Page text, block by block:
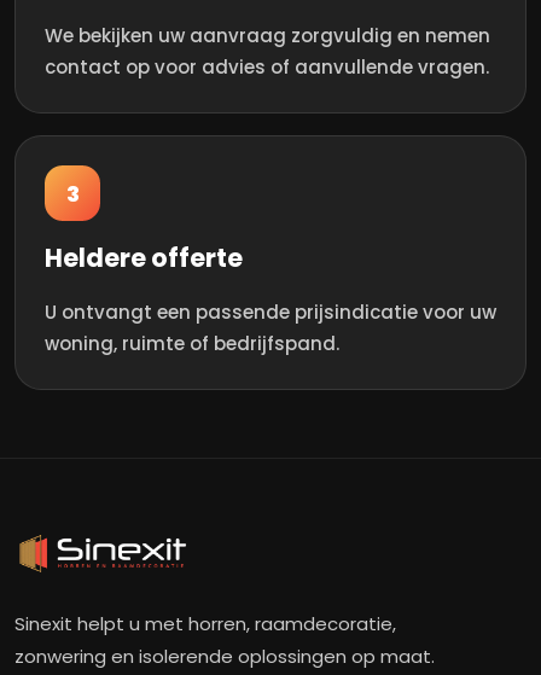
We bekijken uw aanvraag zorgvuldig en nemen
contact op voor advies of aanvullende vragen.
3
Heldere offerte
U ontvangt een passende prijsindicatie voor uw
woning, ruimte of bedrijfspand.
Sinexit helpt u met horren, raamdecoratie,
zonwering en isolerende oplossingen op maat.